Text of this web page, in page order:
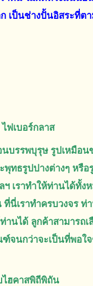
ป็นช่างปั้นอิสระที่ต
ฟเบอร์กลาส
รรพบุรุษ รูปเหมือน
ทธรูปปางต่างๆ หรื
เราทำให้ท่านได้ทั้ง
นี่เราทำครบวงจร ท่
านได้ ลูกค้าสามารถ
จนกว่าจะเป็นที่พอใ
ไฮคาสพิถีพิถัน